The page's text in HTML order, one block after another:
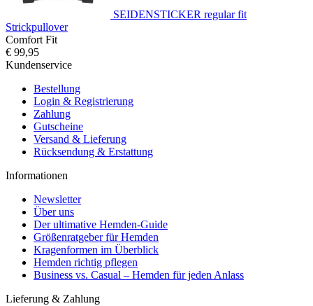
SEIDENSTICKER regular fit
Strickpullover
Comfort Fit
€ 99,95
Kundenservice
Bestellung
Login & Registrierung
Zahlung
Gutscheine
Versand & Lieferung
Rücksendung & Erstattung
Informationen
Newsletter
Über uns
Der ultimative Hemden-Guide
Größenratgeber für Hemden
Kragenformen im Überblick
Hemden richtig pflegen
Business vs. Casual – Hemden für jeden Anlass
Lieferung & Zahlung